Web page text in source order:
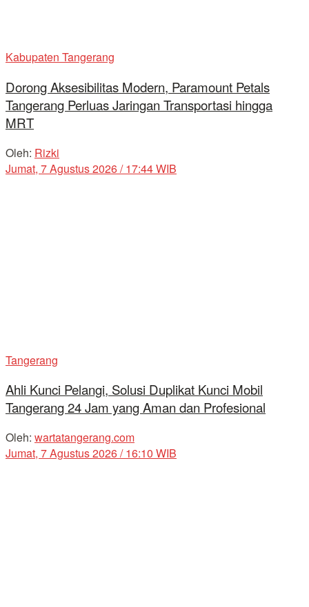
Kabupaten Tangerang
Dorong Aksesibilitas Modern, Paramount Petals
Tangerang Perluas Jaringan Transportasi hingga
MRT
Oleh: Rizki
Jumat, 7 Agustus 2026 / 17:44 WIB
Tangerang
Ahli Kunci Pelangi, Solusi Duplikat Kunci Mobil
Tangerang 24 Jam yang Aman dan Profesional
Oleh: wartatangerang.com
Jumat, 7 Agustus 2026 / 16:10 WIB